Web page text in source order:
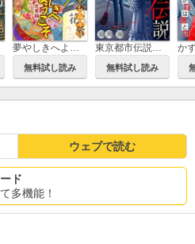
夢やしきへようこそ［1話売り］
無料試し読み
東京都市伝説［1話売り］
無料試し読み
ウェブで読む
ド
多機能！